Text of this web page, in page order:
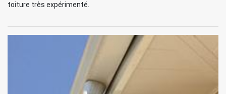
toiture très expérimenté.